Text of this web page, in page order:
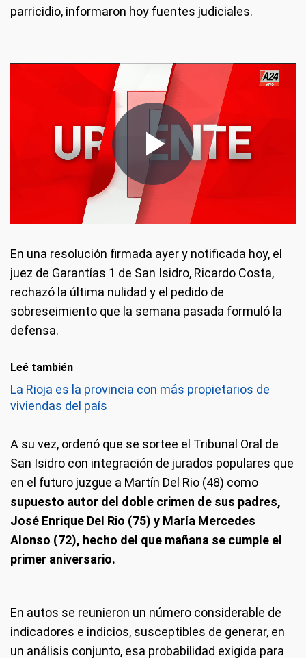
parricidio, informaron hoy fuentes judiciales.
En una resolución firmada ayer y notificada hoy, el
juez de Garantías 1 de San Isidro, Ricardo Costa,
rechazó la última nulidad y el pedido de
sobreseimiento que la semana pasada formuló la
defensa.
Leé también
La Rioja es la provincia con más propietarios de
viviendas del país
A su vez, ordenó que se sortee el Tribunal Oral de
San Isidro con integración de jurados populares que
en el futuro juzgue a Martín Del Rio (48) como
supuesto autor del doble crimen de sus padres,
José Enrique Del Rio (75) y María Mercedes
Alonso (72), hecho del que mañana se cumple el
primer aniversario.
En autos se reunieron un número considerable de
indicadores e indicios, susceptibles de generar, en
un análisis conjunto, esa probabilidad exigida para